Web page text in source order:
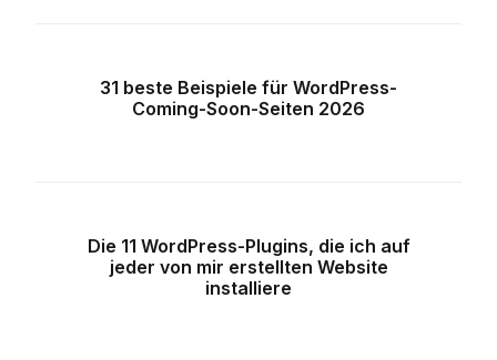
31 beste Beispiele für WordPress-
Coming-Soon-Seiten 2026
Die 11 WordPress-Plugins, die ich auf
jeder von mir erstellten Website
installiere